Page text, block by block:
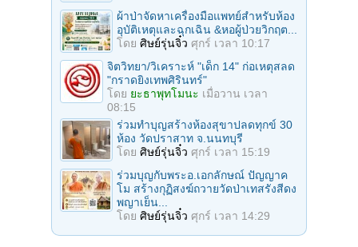
ผ้าป่าจัดหาเครื่องมือแพทย์สำหรับห้อง
อุบัติเหตุและฉุกเฉิน &หอผู้ป่วยวิกฤต...
โดย ศิษย์รุ่นจิ๋ว ศุกร์ เวลา 10:17
จิตวิทยา/วิเคราะห์ "เด็ก 14" ก่อเหตุสลด
"กราดยิงเทพศิรินทร์"
โดย ยะธาพุทโมนะ เมื่อวาน เวลา
08:15
ร่วมทําบุญสร้างห้องสุขาปลดทุกข์ 30
ห้อง วัดปราสาท จ.นนทบุรี
โดย ศิษย์รุ่นจิ๋ว ศุกร์ เวลา 15:19
ร่วมบุญกับพระอ.เอกลักษณ์ ปัญญาค
โม สร้างกุฏิสงฆ์ถวายวัดป่าเทสรังสีดง
พญาเย็น...
โดย ศิษย์รุ่นจิ๋ว ศุกร์ เวลา 14:29